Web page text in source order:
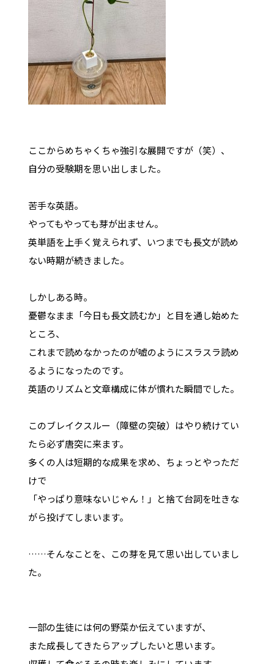
ここからめちゃくちゃ強引な展開ですが（笑）、
自分の受験期を思い出しました。
苦手な英語。
やってもやっても芽が出ません。
英単語を上手く覚えられず、いつまでも長文が読め
ない時期が続きました。
しかしある時。
憂鬱なまま「今日も長文読むか」と目を通し始めた
ところ、
これまで読めなかったのが嘘のようにスラスラ読め
るようになったのです。
英語のリズムと文章構成に体が慣れた瞬間でした。
このブレイクスルー（障壁の突破）はやり続けてい
たら必ず唐突に来ます。
多くの人は短期的な成果を求め、ちょっとやっただ
けで
「やっぱり意味ないじゃん！」と捨て台詞を吐きな
がら投げてしまいます。
……そんなことを、この芽を見て思い出していまし
た。
一部の生徒には何の野菜か伝えていますが、
また成長してきたらアップしたいと思います。